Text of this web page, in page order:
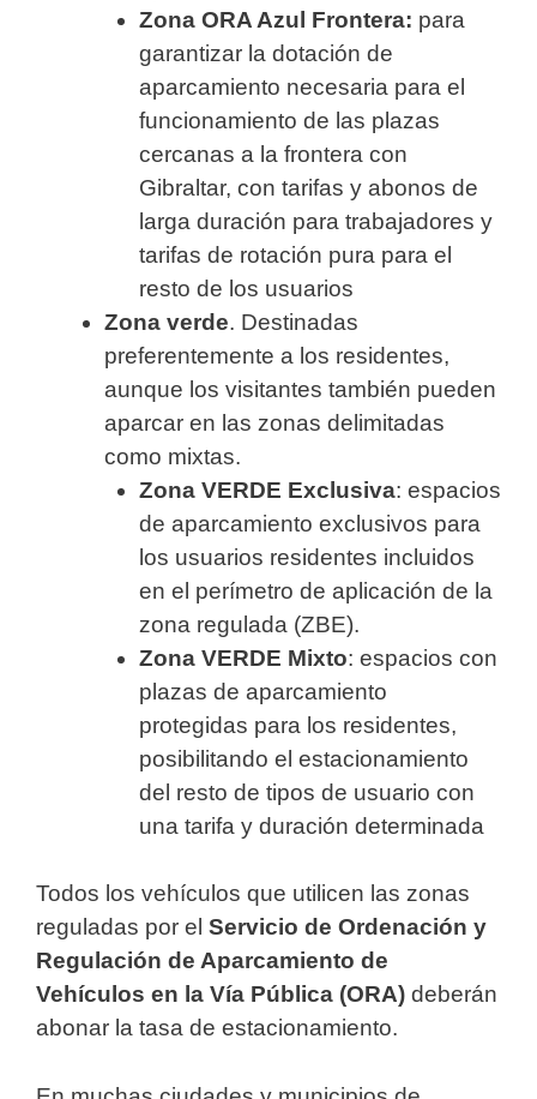
Zona ORA Azul Frontera: para
garantizar la dotación de
aparcamiento necesaria para el
funcionamiento de las plazas
cercanas a la frontera con
Gibraltar, con tarifas y abonos de
larga duración para trabajadores y
tarifas de rotación pura para el
resto de los usuarios
Zona verde. Destinadas
preferentemente a los residentes,
aunque los visitantes también pueden
aparcar en las zonas delimitadas
como mixtas.
Zona VERDE Exclusiva: espacios
de aparcamiento exclusivos para
los usuarios residentes incluidos
en el perímetro de aplicación de la
zona regulada (ZBE).
Zona VERDE Mixto: espacios con
plazas de aparcamiento
protegidas para los residentes,
posibilitando el estacionamiento
del resto de tipos de usuario con
una tarifa y duración determinada
Todos los vehículos que utilicen las zonas
reguladas por el Servicio de Ordenación y
Regulación de Aparcamiento de
Vehículos en la Vía Pública (ORA) deberán
abonar la tasa de estacionamiento.